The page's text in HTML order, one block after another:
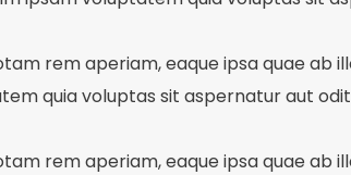
rem aperiam, eaque ipsa quae ab
quia voluptas sit aspernatur aut odit
rem aperiam, eaque ipsa quae ab